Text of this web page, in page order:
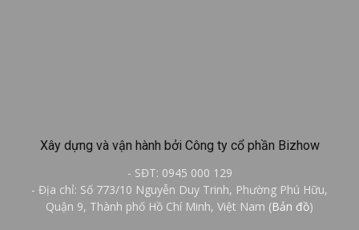
Xây dựng và vận hành bởi Công ty cổ phần Bizhow
- SĐT: 0945 000 129
- Địa chỉ: Số 773/10 Nguyễn Duy Trinh, Phường Phú Hữu,
Quận 9, Thành phố Hồ Chí Minh, Việt Nam (Bản đồ)